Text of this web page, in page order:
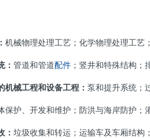
机械物理处理工艺；化学物理处理工
： 管道和管道配件 ；竖井和特殊结构
机械工程和设备工程： 泵和提升系统；
保护、开发和维护；防洪与海岸防护；
： 垃圾收集和转运；运输车及车厢结构